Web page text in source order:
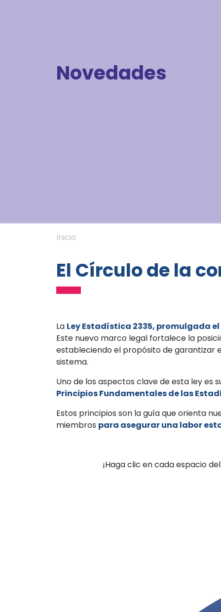
Novedades
Inicio
El Círculo de la
La Ley Estadística 2335, promulgada el
Este nuevo marco legal fortalece la
estableciendo el propósito de garantizar
sistema.
Uno de los aspectos clave de esta ley es
Principios Fundamentales de las
Estos principios son la guía que orienta
miembros para asegurar una labor
¡Haga clic en cada espacio